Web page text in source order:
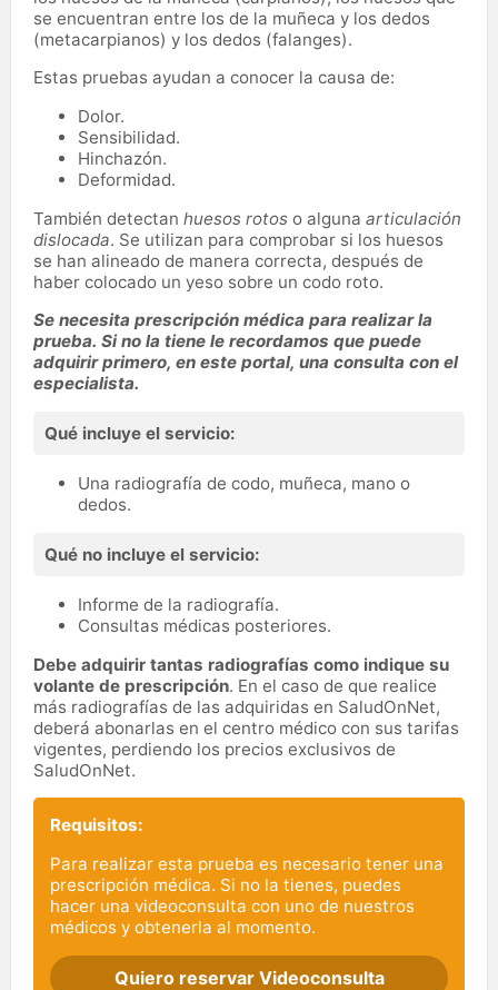
se encuentran entre los de la muñeca y los dedos
(metacarpianos) y los dedos (falanges).
Estas pruebas ayudan a conocer la causa de:
Dolor.
Sensibilidad.
Hinchazón.
Deformidad.
También detectan huesos rotos o alguna articulación
dislocada. Se utilizan para comprobar si los huesos
se han alineado de manera correcta, después de
haber colocado un yeso sobre un codo roto.
Se necesita prescripción médica para realizar la
prueba. Si no la tiene le recordamos que puede
adquirir primero, en este portal, una consulta con el
especialista.
Qué incluye el servicio:
Una radiografía de codo, muñeca, mano o
dedos.
Qué no incluye el servicio:
Informe de la radiografía.
Consultas médicas posteriores.
Debe adquirir tantas radiografías como indique su
volante de prescripción. En el caso de que realice
más radiografías de las adquiridas en SaludOnNet,
deberá abonarlas en el centro médico con sus tarifas
vigentes, perdiendo los precios exclusivos de
SaludOnNet.
Requisitos:
Para realizar esta prueba es necesario tener una
prescripción médica. Si no la tienes, puedes
hacer una videoconsulta con uno de nuestros
médicos y obtenerla al momento.
Quiero reservar Videoconsulta